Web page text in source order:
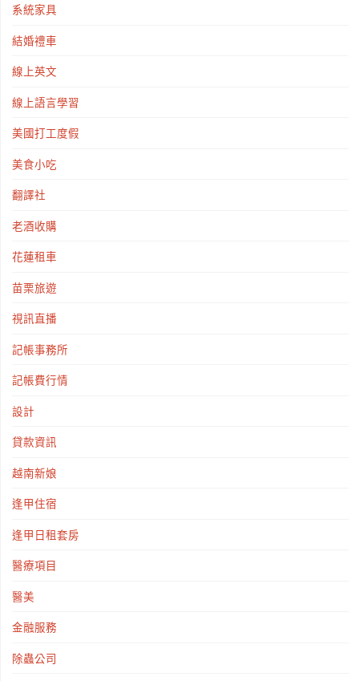
系統家具
結婚禮車
線上英文
線上語言學習
美國打工度假
美食小吃
翻譯社
老酒收購
花蓮租車
苗栗旅遊
視訊直播
記帳事務所
記帳費行情
設計
貸款資訊
越南新娘
逢甲住宿
逢甲日租套房
醫療項目
醫美
金融服務
除蟲公司